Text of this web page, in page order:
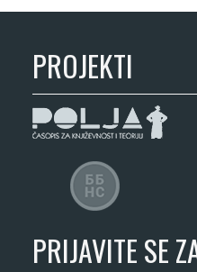
PROJEKTI
PRIJAVITE SE